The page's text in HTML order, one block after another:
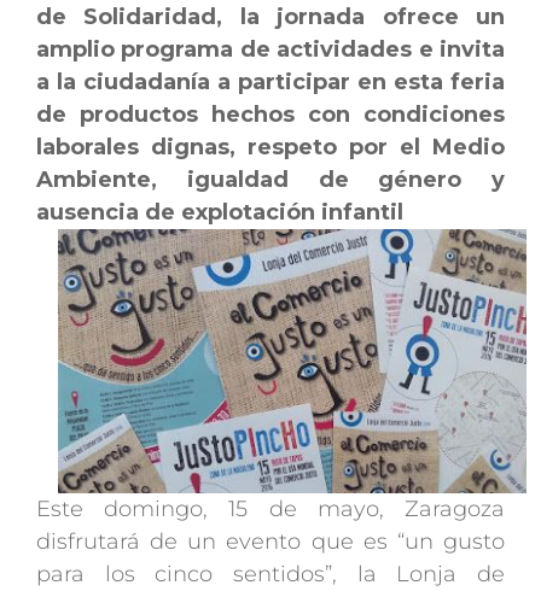
de Solidaridad, la jornada ofrece un
amplio programa de actividades e invita
a la ciudadanía a participar en esta feria
de productos hechos con condiciones
laborales dignas, respeto por el Medio
Ambiente, igualdad de género y
ausencia de explotación infantil
Este domingo, 15 de mayo, Zaragoza
disfrutará de un evento que es “un gusto
para los cinco sentidos”, la Lonja de